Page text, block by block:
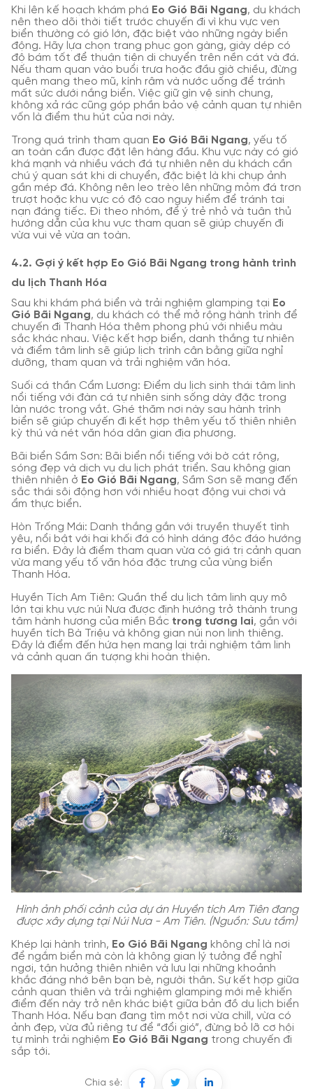
Khi lên kế hoạch khám phá Eo Gió Bãi Ngang, du khách
nên theo dõi thời tiết trước chuyến đi vì khu vực ven
biển thường có gió lớn, đặc biệt vào những ngày biển
động. Hãy lựa chọn trang phục gọn gàng, giày dép có
độ bám tốt để thuận tiện di chuyển trên nền cát và đá.
Nếu tham quan vào buổi trưa hoặc đầu giờ chiều, đừng
quên mang theo mũ, kính râm và nước uống để tránh
mất sức dưới nắng biển. Việc giữ gìn vệ sinh chung,
không xả rác cũng góp phần bảo vệ cảnh quan tự nhiên
vốn là điểm thu hút của nơi này.
Trong quá trình tham quan Eo Gió Bãi Ngang, yếu tố
an toàn cần được đặt lên hàng đầu. Khu vực này có gió
khá mạnh và nhiều vách đá tự nhiên nên du khách cần
chú ý quan sát khi di chuyển, đặc biệt là khi chụp ảnh
gần mép đá. Không nên leo trèo lên những mỏm đá trơn
trượt hoặc khu vực có độ cao nguy hiểm để tránh tai
nạn đáng tiếc. Đi theo nhóm, để ý trẻ nhỏ và tuân thủ
hướng dẫn của khu vực tham quan sẽ giúp chuyến đi
vừa vui vẻ vừa an toàn.
4.2. Gợi ý kết hợp Eo Gió Bãi Ngang trong hành trình
du lịch Thanh Hóa
Sau khi khám phá biển và trải nghiệm glamping tại Eo
Gió Bãi Ngang, du khách có thể mở rộng hành trình để
chuyến đi Thanh Hóa thêm phong phú với nhiều màu
sắc khác nhau. Việc kết hợp biển, danh thắng tự nhiên
và điểm tâm linh sẽ giúp lịch trình cân bằng giữa nghỉ
dưỡng, tham quan và trải nghiệm văn hóa.
Suối cá thần Cẩm Lương: Điểm du lịch sinh thái tâm linh
nổi tiếng với đàn cá tự nhiên sinh sống dày đặc trong
làn nước trong vắt. Ghé thăm nơi này sau hành trình
biển sẽ giúp chuyến đi kết hợp thêm yếu tố thiên nhiên
kỳ thú và nét văn hóa dân gian địa phương.
Bãi biển Sầm Sơn: Bãi biển nổi tiếng với bờ cát rộng,
sóng đẹp và dịch vụ du lịch phát triển. Sau không gian
thiên nhiên ở Eo Gió Bãi Ngang, Sầm Sơn sẽ mang đến
sắc thái sôi động hơn với nhiều hoạt động vui chơi và
ẩm thực biển.
Hòn Trống Mái: Danh thắng gắn với truyền thuyết tình
yêu, nổi bật với hai khối đá có hình dáng độc đáo hướng
ra biển. Đây là điểm tham quan vừa có giá trị cảnh quan
vừa mang yếu tố văn hóa đặc trưng của vùng biển
Thanh Hóa.
Huyền Tích Am Tiên: Quần thể du lịch tâm linh quy mô
lớn tại khu vực núi Nưa được định hướng trở thành trung
tâm hành hương của miền Bắc trong tương lai, gắn với
huyền tích Bà Triệu và không gian núi non linh thiêng.
Đây là điểm đến hứa hẹn mang lại trải nghiệm tâm linh
và cảnh quan ấn tượng khi hoàn thiện.
Hình ảnh phối cảnh của dự án Huyền tích Am Tiên đang
được xây dựng tại Núi Nưa - Am Tiên. (Nguồn: Sưu tầm)
Khép lại hành trình, Eo Gió Bãi Ngang không chỉ là nơi
để ngắm biển mà còn là không gian lý tưởng để nghỉ
ngơi, tận hưởng thiên nhiên và lưu lại những khoảnh
khắc đáng nhớ bên bạn bè, người thân. Sự kết hợp giữa
cảnh quan thiên và trải nghiệm glamping mới mẻ khiến
điểm đến này trở nên khác biệt giữa bản đồ du lịch biển
Thanh Hóa. Nếu bạn đang tìm một nơi vừa chill, vừa có
ảnh đẹp, vừa đủ riêng tư để “đổi gió”, đừng bỏ lỡ cơ hội
tự mình trải nghiệm Eo Gió Bãi Ngang trong chuyến đi
sắp tới.
Chia sẻ: